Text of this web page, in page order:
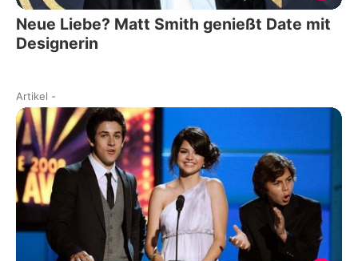
Neue Liebe? Matt Smith genießt Date mit
Designerin
Artikel -